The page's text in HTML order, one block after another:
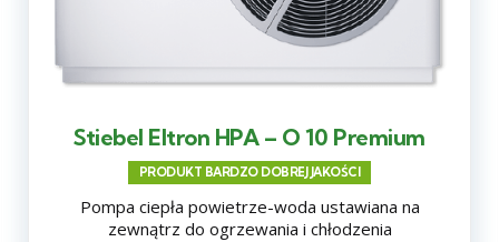
Stiebel Eltron HPA – O 10 Premium
PRODUKT BARDZO DOBREJ JAKOŚCI
Pompa ciepła powietrze-woda ustawiana na
zewnątrz do ogrzewania i chłodzenia